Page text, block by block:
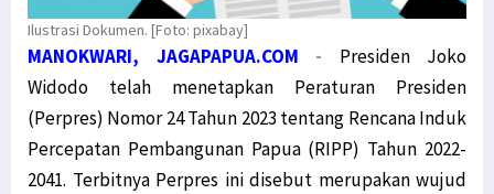
Ilustrasi Dokumen. [Foto: pixabay]
MANOKWARI, JAGAPAPUA.COM - Presiden Joko
Widodo telah menetapkan Peraturan Presiden
(Perpres) Nomor 24 Tahun 2023 tentang Rencana Induk
Percepatan Pembangunan Papua (RIPP) Tahun 2022-
2041. Terbitnya Perpres ini disebut merupakan wujud